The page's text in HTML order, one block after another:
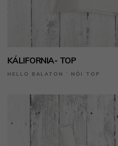
KÁLIFORNIA- TOP
HELLO BALATON ˙ NŐI TOP